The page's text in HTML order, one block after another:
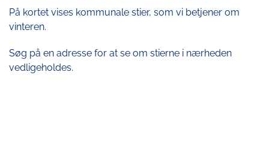
På kortet vises kommunale stier, som vi betjener om
vinteren.
Søg på en adresse for at se om stierne i nærheden
vedligeholdes.